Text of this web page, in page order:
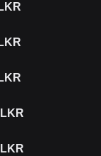
LKR
LKR
LKR
LKR
LKR